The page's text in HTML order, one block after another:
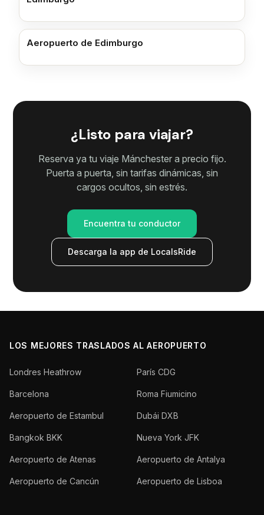
Aeropuerto de Edimburgo
¿Listo para viajar?
Reserva ya tu viaje Mánchester a precio fijo.
Puerta a puerta, sin tarifas dinámicas, sin
cargos ocultos, sin estrés.
Encuentra tu conductor
Descarga la app de LocalsRide
LOS MEJORES TRASLADOS AL AEROPUERTO
Londres Heathrow París CDG
Barcelona Roma Fiumicino
Aeropuerto de Estambul Dubái DXB
Bangkok BKK Nueva York JFK
Aeropuerto de Atenas Aeropuerto de Antalya
Aeropuerto de Cancún Aeropuerto de Lisboa